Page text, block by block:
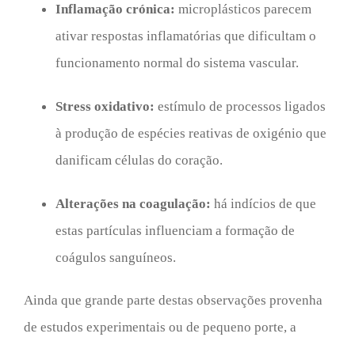
Inflamação crónica: microplásticos parecem
ativar respostas inflamatórias que dificultam o
funcionamento normal do sistema vascular.
Stress oxidativo: estímulo de processos ligados
à produção de espécies reativas de oxigénio que
danificam células do coração.
Alterações na coagulação: há indícios de que
estas partículas influenciam a formação de
coágulos sanguíneos.
Ainda que grande parte destas observações provenha
de estudos experimentais ou de pequeno porte, a